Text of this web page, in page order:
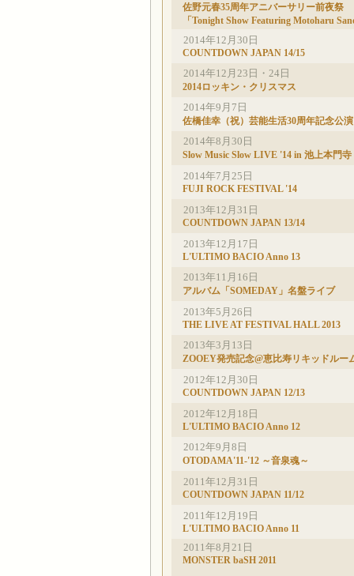
佐野元春35周年アニバーサリー前夜祭
「Tonight Show Featuring Motoharu
2014年12月30日
COUNTDOWN JAPAN 14/15
2014年12月23日・24日
2014ロッキン・クリスマス
2014年9月7日
佐橋佳幸（祝）芸能生活30周年記念公演
2014年8月30日
Slow Music Slow LIVE '14 in 池上本門寺
2014年7月25日
FUJI ROCK FESTIVAL '14
2013年12月31日
COUNTDOWN JAPAN 13/14
2013年12月17日
L'ULTIMO BACIO Anno 13
2013年11月16日
アルバム「SOMEDAY」名盤ライブ
2013年5月26日
THE LIVE AT FESTIVAL HALL 2013
2013年3月13日
ZOOEY発売記念@恵比寿リキッドルー
2012年12月30日
COUNTDOWN JAPAN 12/13
2012年12月18日
L'ULTIMO BACIO Anno 12
2012年9月8日
OTODAMA'11-'12 ～音泉魂～
2011年12月31日
COUNTDOWN JAPAN 11/12
2011年12月19日
L'ULTIMO BACIO Anno 11
2011年8月21日
MONSTER baSH 2011